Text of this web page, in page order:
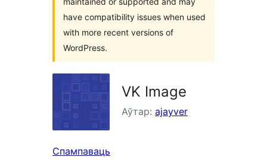
have compatibility issues when used
with more recent versions of
WordPress.
VK Image
Аўтар: ajayver
Спампаваць